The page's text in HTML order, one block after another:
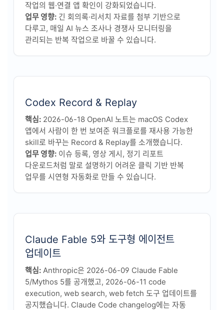
작업의 웹·연결 앱 확인이 강화되었습니다.
업무 영향: 긴 회의록·리서치 자료를 첨부 기반으로
다루고, 매일 AI 뉴스 조사나 경쟁사 모니터링을
관리되는 반복 작업으로 바꿀 수 있습니다.
Codex Record & Replay
핵심: 2026-06-18 OpenAI 노트는 macOS Codex
앱에서 사람이 한 번 보여준 워크플로를 재사용 가능한
skill로 바꾸는 Record & Replay를 소개했습니다.
업무 영향: 이슈 등록, 영상 게시, 정기 리포트
다운로드처럼 말로 설명하기 어려운 클릭 기반 반복
업무를 시연형 자동화로 만들 수 있습니다.
Claude Fable 5와 도구형 에이전트
업데이트
핵심: Anthropic은 2026-06-09 Claude Fable
5/Mythos 5를 공개했고, 2026-06-11 code
execution, web search, web fetch 도구 업데이트를
공지했습니다. Claude Code changelog에는 자동